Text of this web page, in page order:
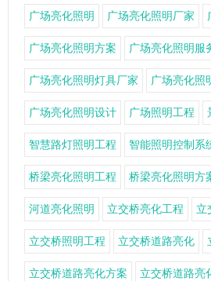
广场亮化照明 广场亮化照明厂家
广场亮化照明方案 广场亮化照明服
广场亮化照明灯具厂家 广场亮化照
广场亮化照明设计 广场照明工程
智慧路灯照明工程 智能照明控制系
桥梁亮化照明工程 桥梁亮化照明方
河道亮化照明 立交桥亮化工程 立
立交桥照明工程 立交桥道路亮化
立交桥道路亮化方案 立交桥道路亮